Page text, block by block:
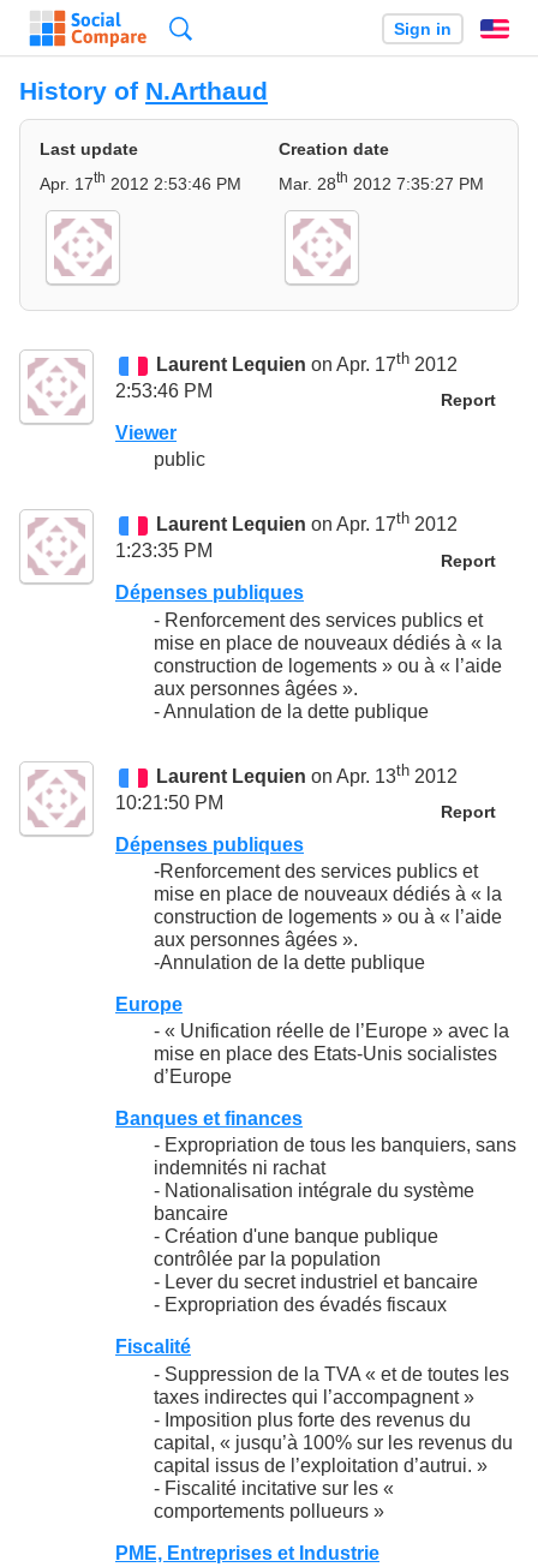
Sign in
History of N.Arthaud
Last update
Apr. 17th 2012 2:53:46 PM
Creation date
Mar. 28th 2012 7:35:27 PM
Laurent Lequien on Apr. 17th 2012
2:53:46 PM
Report
Viewer
public
Laurent Lequien on Apr. 17th 2012
1:23:35 PM
Report
Dépenses publiques
- Renforcement des services publics et
mise en place de nouveaux dédiés à « la
construction de logements » ou à « l’aide
aux personnes âgées ».
- Annulation de la dette publique
Laurent Lequien on Apr. 13th 2012
10:21:50 PM
Report
Dépenses publiques
-Renforcement des services publics et
mise en place de nouveaux dédiés à « la
construction de logements » ou à « l’aide
aux personnes âgées ».
-Annulation de la dette publique
Europe
- « Unification réelle de l’Europe » avec la
mise en place des Etats-Unis socialistes
d’Europe
Banques et finances
- Expropriation de tous les banquiers, sans
indemnités ni rachat
- Nationalisation intégrale du système
bancaire
- Création d'une banque publique
contrôlée par la population
- Lever du secret industriel et bancaire
- Expropriation des évadés fiscaux
Fiscalité
- Suppression de la TVA « et de toutes les
taxes indirectes qui l’accompagnent »
- Imposition plus forte des revenus du
capital, « jusqu’à 100% sur les revenus du
capital issus de l’exploitation d’autrui. »
- Fiscalité incitative sur les «
comportements pollueurs »
PME, Entreprises et Industrie